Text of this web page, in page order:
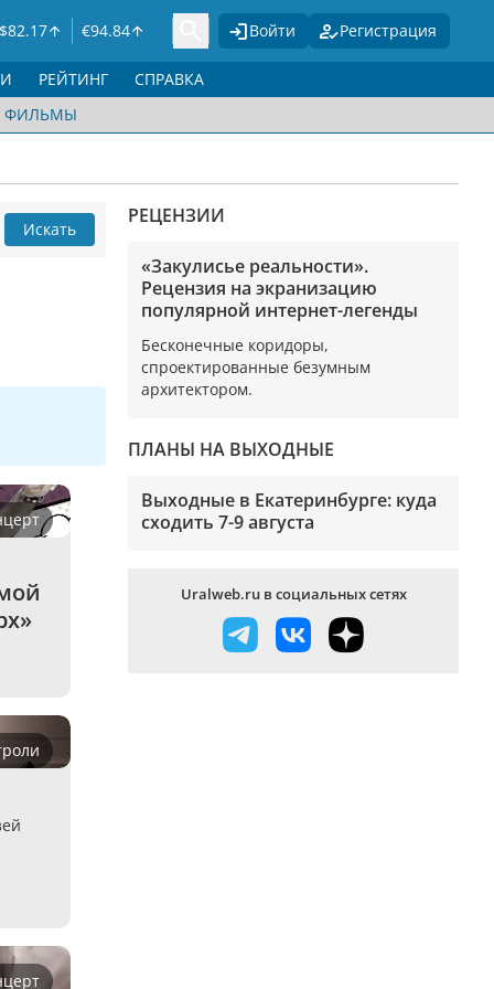
$82.17 €94.84 Войти Регистрация
ФИЛЬМЫ
РЕЙТИНГ СПРАВКА
Искать
РЕЦЕНЗИИ
«Закулисье реальности».
Рецензия на экранизацию
популярной интернет-легенды
Бесконечные коридоры,
спроектированные безумным
архитектором.
ПЛАНЫ НА ВЫХОДНЫЕ
Выходные в Екатеринбурге: куда
сходить 7-9 августа
Uralweb.ru в социальных сетях